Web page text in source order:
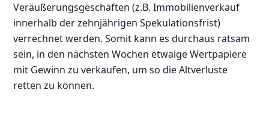
Veräußerungsgeschäften (z.B. Immobilienverkauf
innerhalb der zehnjährigen Spekulationsfrist)
verrechnet werden. Somit kann es durchaus ratsam
sein, in den nächsten Wochen etwaige Wertpapiere
mit Gewinn zu verkaufen, um so die Altverluste
retten zu können.